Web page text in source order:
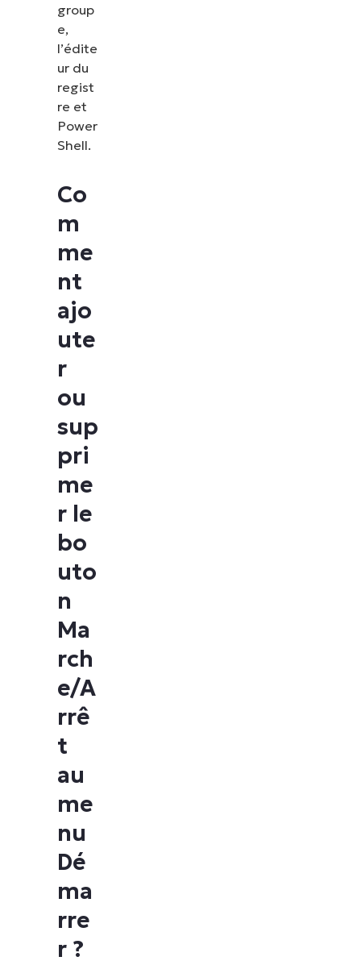
group
e,
l’édite
ur du
regist
re et
Power
Shell.
Co
m
me
nt
ajo
ute
r
ou
sup
pri
me
r le
bo
uto
n
Ma
rch
e/A
rrê
t
au
me
nu
Dé
ma
rre
r ?